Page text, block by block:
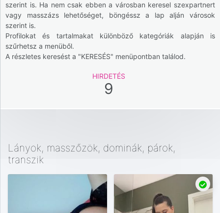
HIRDETÉS
9
szerint is. Ha nem csak ebben a városban keresel szexpartnert
vagy masszázs lehetőséget, böngéssz a lap alján városok
szerint is.
Profilokat és tartalmakat különböző kategóriák alapján is
szűrhetsz a menüből.
A részletes keresést a "KERESÉS" menüpontban találod.
Lányok, masszőzök, dominák, párok,
transzik